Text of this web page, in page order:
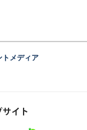
トメディア